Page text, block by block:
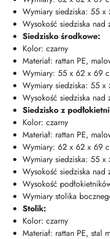
Wymiary siedziska: 55 x
Wysokość siedziska nad
Siedzisko środkowe:
Kolor: czarny
Materiał: rattan PE,
Wymiary: 55 x 62 x 69
Wymiary siedziska: 55 x
Wysokość siedziska nad
Siedzisko z
Kolor: czarny
Materiał: rattan PE,
Wymiary: 62 x 62 x 69
Wymiary siedziska: 55 x
Wysokość siedziska nad
Wysokość
Wymiary stolika
Stolik:
Kolor: czarny
Materiał: rattan PE, stal